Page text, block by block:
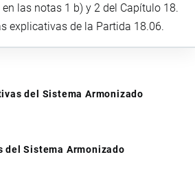
las notas 1 b) y 2 del Capítulo 18.
explicativas de la Partida 18.06.
del Sistema Armonizado
del Sistema Armonizado